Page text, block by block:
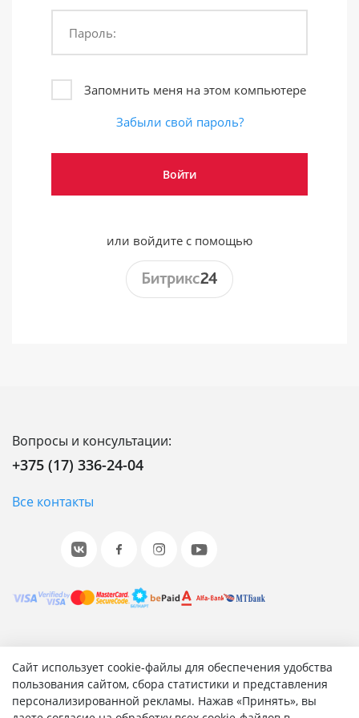
Сайт использует cookie-файлы для обеспечения удобства
пользования сайтом, сбора статистики и представления
персонализированной рекламы. Нажав «Принять», вы
Пароль:
Запомнить меня на этом компьютере
Забыли свой пароль?
или войдите с помощью
Вопросы и консультации:
+375 (17) 336-24-04
Все контакты
© 2001-2026 «Битрикс», «1С-Битрикс». Работает на 1С-
Битрикс: Управление сайтом.
Согласие на обработку персональных данных